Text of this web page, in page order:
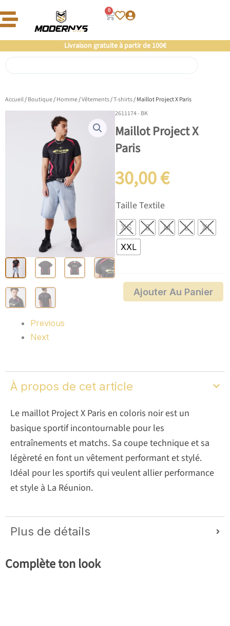
au
0
Panier
Livraison gratuite à partir de 100€
Offre un 🎁 Moderny’s : Coup de 💘 assuré
Accueil/Boutique/Homme/Vêtements/T-shirts/ Maillot Project X Paris
Previous
Next
2611174 - BK
Maillot Project X
Paris
30,00€
Taille Textile
XS S M L
XL
XXL
quantité
de
Maillot
Project
X
Paris
Ajouter Au Panier
À propos de cet article
Le maillot Project X Paris en coloris noir est un
basique sportif incontournable pour les
entraînements et matchs. Sa coupe technique et sa
légèreté en font un vêtement performant et stylé.
Idéal pour les sportifs qui veulent allier performance
et style à La Réunion.
Plus de détails
Complète ton look